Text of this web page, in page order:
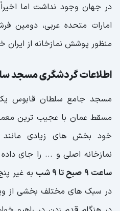
در جهان وجود نداشت اما
امارات متحده عربی، دومین
منظور پوشش نمازخانه از ایران
اطلاعات گردشگری مسجد
مسجد جامع سلطان قابوس
مسقط عمان با عجیب ترین
خود بخش های زیادی مانند
نمازخانه اصلی و ... را جای
ساعت 9 صبح تا 9 شب
به غیر
در سبک های مختلف بخشی از